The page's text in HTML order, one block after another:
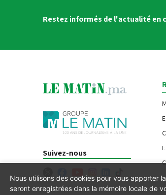
Restez informés de l'actualité en
Suivez-nous
Nous utilisons des cookies pour vous apporter
seront enregistrées dans la mémoire locale de